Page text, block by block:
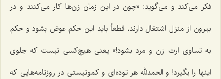
فکر می‌کند و می‌گوید: «چون در این زمان زن‌ها کار می‌کنند و در
بیرون از منزل اشتغال دارند، قطعاً باید این حکم عوض بشود و حکم
به تساوی ارث زن و مرد بشود!» یعنی هیچ‌کسی نیست که جلوی
اینها را بگیرد! و الحمدلله هر توده‌ای و کمونیستی در روزنامه‌هایی که